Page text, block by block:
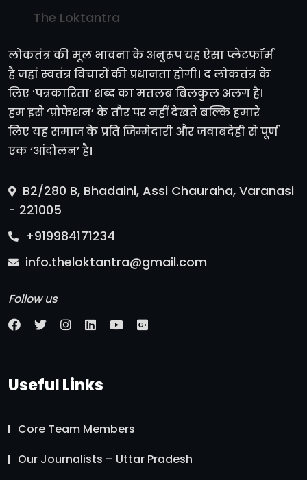
The Loktantra
लोकतंत्र की मूल भावना के अनुरूप यह ऐसा प्लेटफॉर्म
है जहां स्वतंत्र विचारों की प्रधानता होगी। द लोकतंत्र के
लिए ‘पत्रकारिता’ शब्द का मतलब बिलकुल अलग है।
हम इसे ‘प्रोफेशन’ के तौर पर नहीं देखते बल्कि हमारे
लिए यह समाज के प्रति जिम्मेदारी और जवाबदेही से पूर्ण
एक ‘आंदोलन’ है।
B2/280 B, Bhadaini, Assi Chauraha, Varanasi
- 221005
+919984171234
info.theloktantra@gmail.com
Follow us
Useful Links
Core Team Members
Our Journalists – Uttar Pradesh